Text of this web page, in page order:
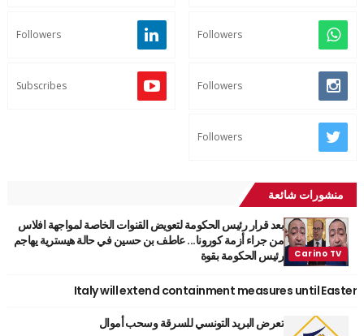
Followers
Followers
Followers
Subscribes
Followers
منشورات شائعة
بعد قرار رئيس الحكومة لتعويض القنوات الخاصة لمواجهة افلاس
من جراء أزمة كورونا... عاطف بن حسين في حالة هيسترية يهاجم
رئيس الحكومة بقوة
Italy will extend containment measures until Easter
تعرض البريد التونسي للسرقة وسحب أموال